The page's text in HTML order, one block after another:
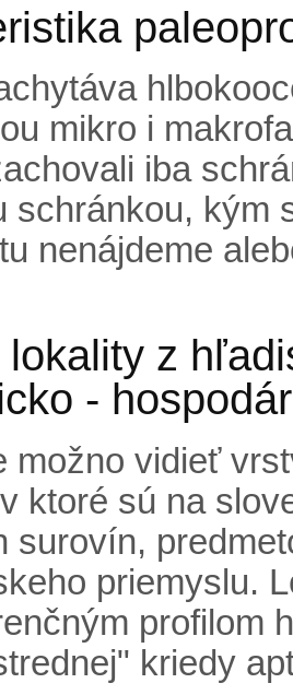
mikro i
iba
schránkou, kým
nenájdeme
z
-
možno vidieť
ktoré sú na
surovín,
priemyslu.
profilom
kriedy